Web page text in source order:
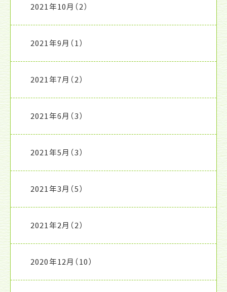
2021年10月 （2）
2021年9月 （1）
2021年7月 （2）
2021年6月 （3）
2021年5月 （3）
2021年3月 （5）
2021年2月 （2）
2020年12月 （10）